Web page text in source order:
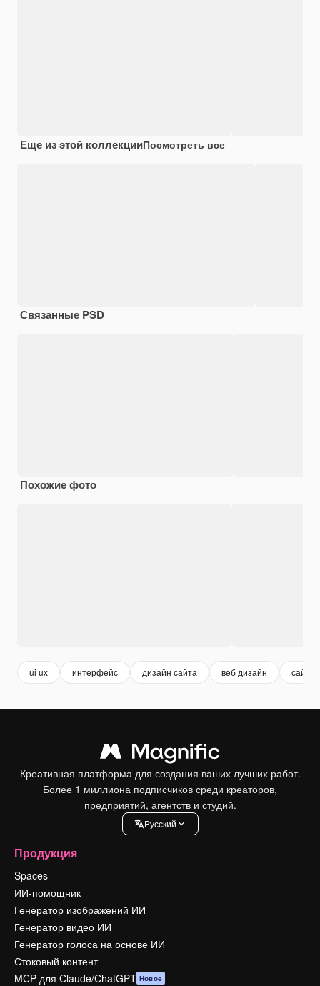
Еще из этой коллекцииПосмотреть все
Связанные PSD
Похожие фото
ui ux интерфейс дизайн сайта веб дизайн сайт
Креативная платформа для создания ваших лучших работ.
Более 1 миллиона подписчиков среди креаторов,
предприятий, агентств и студий.
Pусский
Продукция
Spaces
ИИ-помощник
Генератор изображений ИИ
Генератор видео ИИ
Генератор голоса на основе ИИ
Стоковый контент
MCP для Claude/ChatGPT Новое